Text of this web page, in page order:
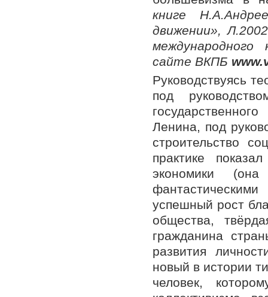
книге
движении»,
международного
сайте ВКПБ www.
Руководствуясь
под
Ленина, под
строительство
практике
экономики
успешный рост
общества,
гражданина
развития
новый в истории
человек,